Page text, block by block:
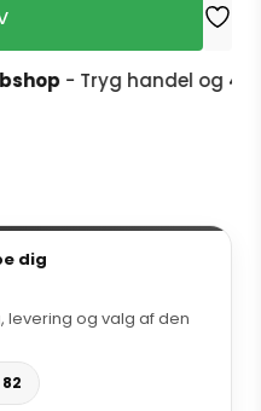
- Tryg handel og 4,9
dig
og valg af den